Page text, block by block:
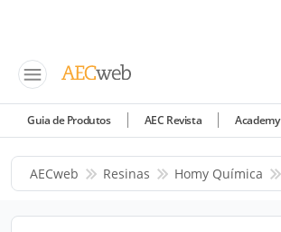
Guia de Produtos AEC Revista Academy
AECweb Resinas Homy Química